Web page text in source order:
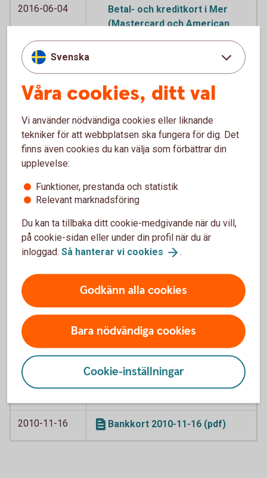
2016-06-04
Betal- och kreditkort i Mer
(Mastercard och American
Express) med avtalade
tilläggstjänster 2016-06-04
2016-06-04
Betal- och kreditkort
Världsnaturkortet) och
Världsnaturkortet betal- och
kreditkort Mastercard 2016-
2016-06-04
Betal- och kreditkort
Mastercard, betal- och
kreditkort Visa 2016-06-04
(pdf)
2012-02-01
Bankkort Business 2012-12-01
2012-02-01
Bankkort Business, särskilda
villkor 2012-02-01 (pdf)
2012-12-01
2010-11-16 Bankkort 2010-11-16 (pdf)
Svenska
Våra cookies, ditt val
Vi använder nödvändiga cookies eller liknande
tekniker för att webbplatsen ska fungera för dig. Det
finns även cookies du kan välja som förbättrar din
upplevelse:
Funktioner, prestanda och statistik
Relevant marknadsföring
Du kan ta tillbaka ditt cookie-medgivande när du vill,
på cookie-sidan eller under din profil när du är
inloggad. Så hanterar vi cookies .
Godkänn alla cookies
Bara nödvändiga cookies
Cookie-inställningar